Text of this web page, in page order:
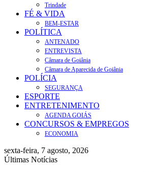
Trindade
FÉ & VIDA
BEM-ESTAR
POLÍTICA
ANTENADO
ENTREVISTA
Câmara de Goiânia
Câmara de Aparecida de Goiânia
POLÍCIA
SEGURANÇA
ESPORTE
ENTRETENIMENTO
AGENDA GOIÁS
CONCURSOS & EMPREGOS
ECONOMIA
sexta-feira, 7 agosto, 2026
Últimas Notícias